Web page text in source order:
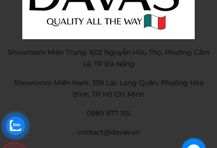
Showroom Miền Trung: 602 Nguyễn Hữu Thọ, Phường Cẩm
Lệ, TP Đà Nẵng
Showroom Miền Nam: 359 Lạc Long Quân, Phường Hòa
Bình, TP Hồ Chí Minh
0989 977 155
contact@davas.vn